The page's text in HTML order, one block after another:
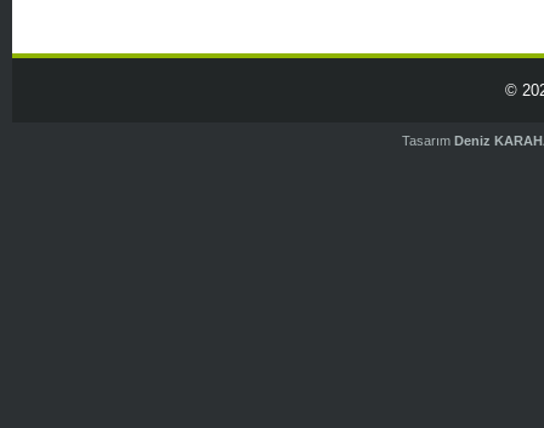
©
Tasarım Deniz